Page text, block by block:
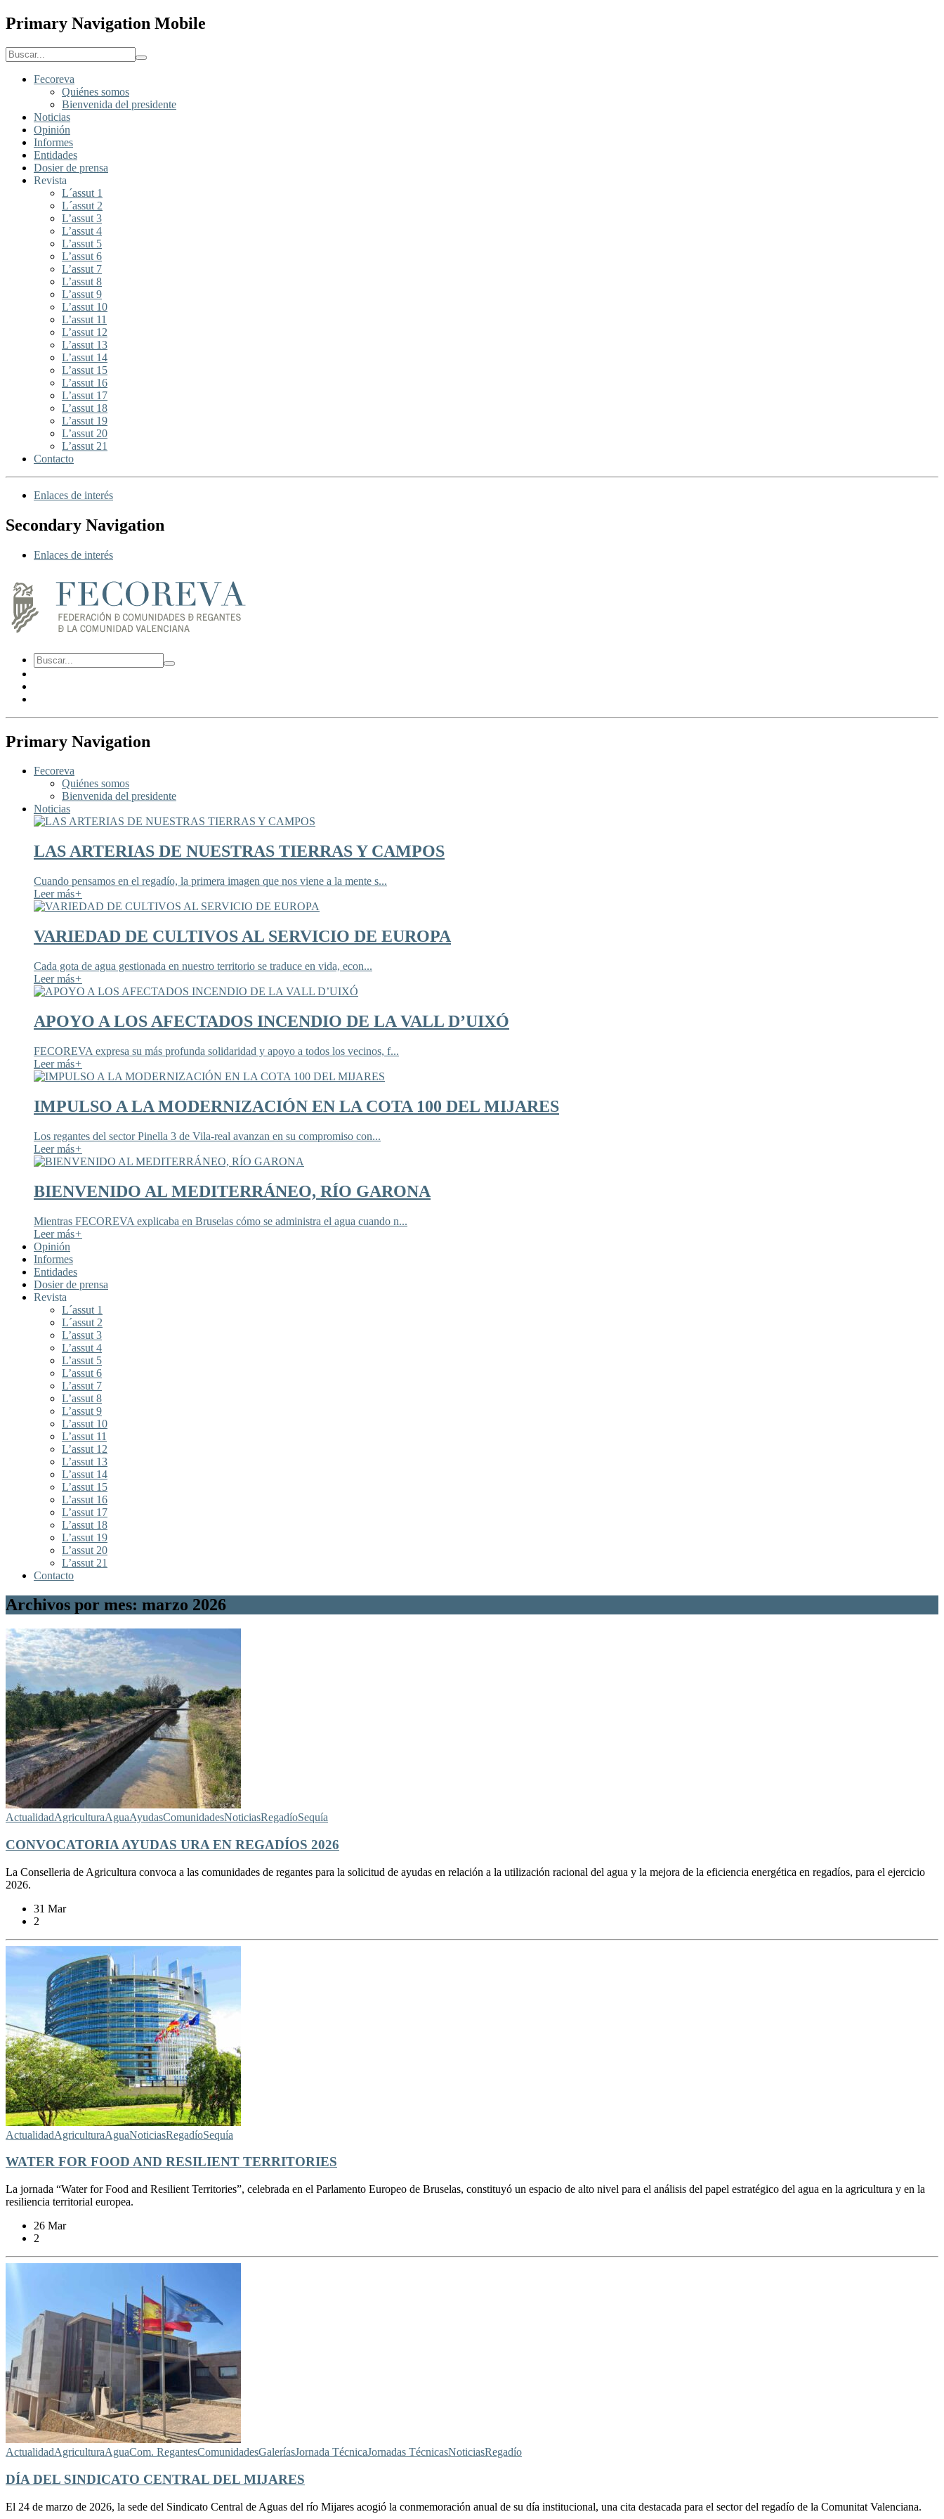
Primary Navigation Mobile
Fecoreva
Quiénes somos
Bienvenida del presidente
Noticias
Opinión
Informes
Entidades
Dosier de prensa
Revista
L´assut 1
L´assut 2
L’assut 3
L’assut 4
L’assut 5
L’assut 6
L’assut 7
L’assut 8
L’assut 9
L’assut 10
L’assut 11
L’assut 12
L’assut 13
L’assut 14
L’assut 15
L’assut 16
L’assut 17
L’assut 18
L’assut 19
L’assut 20
L’assut 21
Contacto
Enlaces de interés
Secondary Navigation
Enlaces de interés
Primary Navigation
Fecoreva
Quiénes somos
Bienvenida del presidente
Noticias
LAS ARTERIAS DE NUESTRAS TIERRAS Y CAMPOS
Cuando pensamos en el regadío, la primera imagen que nos viene a la mente s...
Leer más+
VARIEDAD DE CULTIVOS AL SERVICIO DE EUROPA
Cada gota de agua gestionada en nuestro territorio se traduce en vida, econ...
Leer más+
APOYO A LOS AFECTADOS INCENDIO DE LA VALL D’UIXÓ
FECOREVA expresa su más profunda solidaridad y apoyo a todos los vecinos, f...
Leer más+
IMPULSO A LA MODERNIZACIÓN EN LA COTA 100 DEL MIJARES
Los regantes del sector Pinella 3 de Vila-real avanzan en su compromiso con...
Leer más+
BIENVENIDO AL MEDITERRÁNEO, RÍO GARONA
Mientras FECOREVA explicaba en Bruselas cómo se administra el agua cuando n...
Leer más+
Opinión
Informes
Entidades
Dosier de prensa
Revista
L´assut 1
L´assut 2
L’assut 3
L’assut 4
L’assut 5
L’assut 6
L’assut 7
L’assut 8
L’assut 9
L’assut 10
L’assut 11
L’assut 12
L’assut 13
L’assut 14
L’assut 15
L’assut 16
L’assut 17
L’assut 18
L’assut 19
L’assut 20
L’assut 21
Contacto
Archivos por mes: marzo 2026
ActualidadAgriculturaAguaAyudasComunidadesNoticiasRegadíoSequía
CONVOCATORIA AYUDAS URA EN REGADÍOS 2026
La Conselleria de Agricultura convoca a las comunidades de regantes para la solicitud de ayudas en relación a la utilización racional del agua y la mejora de la eficiencia energética en regadíos, para el ejercicio
2026.
31 Mar
2
ActualidadAgriculturaAguaNoticiasRegadíoSequía
WATER FOR FOOD AND RESILIENT TERRITORIES
La jornada “Water for Food and Resilient Territories”, celebrada en el Parlamento Europeo de Bruselas, constituyó un espacio de alto nivel para el análisis del papel estratégico del agua en la agricultura y en la
resiliencia territorial europea.
26 Mar
2
ActualidadAgriculturaAguaCom. RegantesComunidadesGaleríasJornada TécnicaJornadas TécnicasNoticiasRegadío
DÍA DEL SINDICATO CENTRAL DEL MIJARES
El 24 de marzo de 2026, la sede del Sindicato Central de Aguas del río Mijares acogió la conmemoración anual de su día institucional, una cita destacada para el sector del regadío de la Comunitat Valenciana.